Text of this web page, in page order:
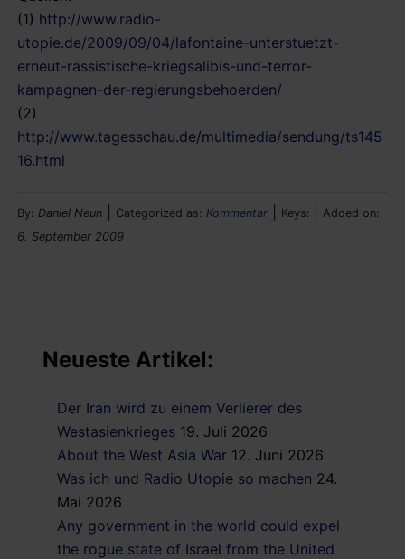
(1) http://www.radio-
utopie.de/2009/09/04/lafontaine-unterstuetzt-
erneut-rassistische-kriegsalibis-und-terror-
kampagnen-der-regierungsbehoerden/
(2)
http://www.tagesschau.de/multimedia/sendung/ts145
16.html
By: Daniel Neun Categorized as: Kommentar Keys:
Added on:
6. September 2009
Neueste Artikel:
Der Iran wird zu einem Verlierer des
Westasienkrieges 19. Juli 2026
About the West Asia War 12. Juni 2026
Was ich und Radio Utopie so machen 24.
Mai 2026
Any government in the world could expel
the rogue state of Israel from the United